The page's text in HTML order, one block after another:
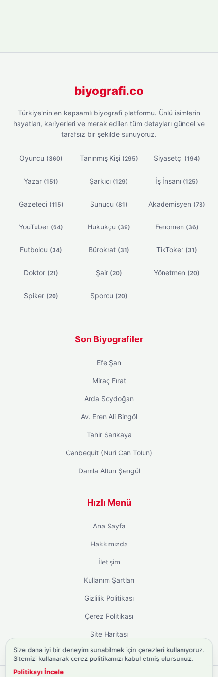
biyografi.co
Türkiye'nin en kapsamlı biyografi platformu. Ünlü isimlerin
hayatları, kariyerleri ve merak edilen tüm detayları güncel ve
tarafsız bir şekilde sunuyoruz.
Oyuncu (360) Tanınmış Kişi (295) Siyasetçi (194)
Yazar (151) Şarkıcı (129) İş İnsanı (125)
Gazeteci (115) Sunucu (81) Akademisyen (73)
YouTuber (64) Hukukçu (39) Fenomen (36)
Futbolcu (34) Bürokrat (31) TikToker (31)
Doktor (21) Şair (20) Yönetmen (20)
Spiker (20) Sporcu (20)
Son Biyografiler
Efe Şan
Miraç Fırat
Arda Soydoğan
Av. Eren Ali Bingöl
Tahir Sarıkaya
Canbequit (Nuri Can Tolun)
Damla Altun Şengül
Hızlı Menü
Ana Sayfa
Hakkımızda
İletişim
Kullanım Şartları
Gizlilik Politikası
Çerez Politikası
Site Haritası
Size daha iyi bir deneyim sunabilmek için çerezleri kullanıyoruz.
Sitemizi kullanarak çerez politikamızı kabul etmiş olursunuz.
Politikayı İncele